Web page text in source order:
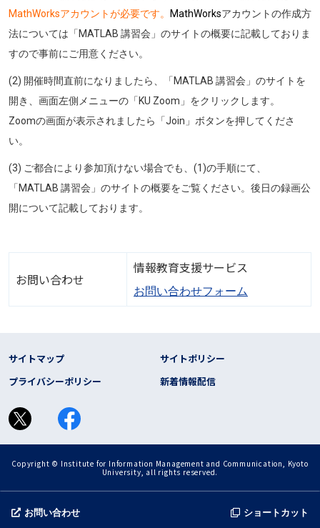
MathWorksアカウントが必要です。
MathWorksアカウントの作成方
法については「MATLAB 講習会」のサイトの概要に記載しておりま
すので事前にご用意ください。
(2) 開催時間直前になりましたら、「MATLAB 講習会」のサイトを
開き、画面左側メニューの「KU Zoom」をクリックします。
Zoomの画面が表示されましたら「Join」ボタンを押してくださ
い。
(3) ご都合により参加頂けない場合でも、(1)の手順にて、
「MATLAB 講習会」のサイトの概要をご覧ください。後日の録画公
開について記載しております。
お問い合わせ
情報教育支援サービス
お問い合わせフォーム
お問い合わせ ショートカット
フッター リンク
サイトマップ
サイトポリシー
プライバシーポリシー
新着情報配信
Copyright © Institute for Information Management and Communication, Kyoto
University, all rights reserved.